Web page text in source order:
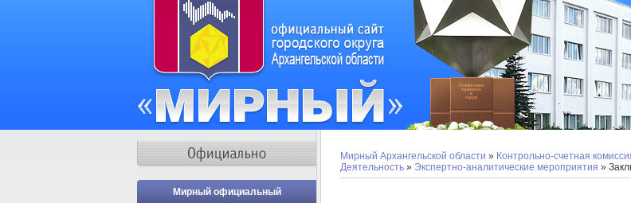
Мирный официальный
Мирный Архангельской области » Контрольно-счетная
Деятельность » Экспертно-аналитические мероприятия »